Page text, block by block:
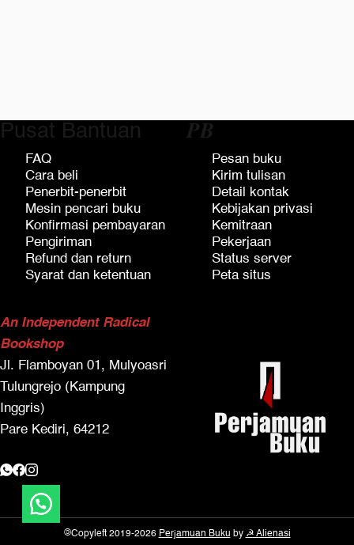
Pusat Bantuan
FAQ
Cara beli
Penerbit-penerbit
Mesin pencari buku
Konfirmasi pembayaran
Pengiriman
Refund dan return
Syarat dan ketentuan
𝑷𝑩
Pesan buku
Kirim tulisan
Detail kontak
Kebijakan privasi
Kemitraan
Pekerjaan
Status server
Peta situs
An Independent Radical
Bookshop
Jl. Flamboyan 01, Mulyoasri
Tulungrejo (Kampung
Inggris)
Pare Kediri, 64212
©Copyleft 2019-2026 Perjamuan Buku by ☭ Alienasi